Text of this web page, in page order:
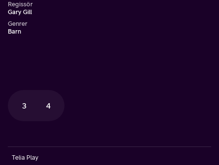
Regissör
Gary Gill
Genrer
Barn
3 4
Telia Play